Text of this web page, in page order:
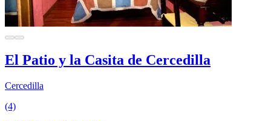
El Patio y la Casita de Cercedilla
Cercedilla
(4)